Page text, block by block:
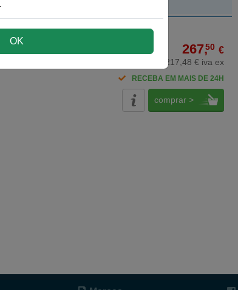
267,50 €
217,48 € iva ex
RECEBA EM MAIS DE 24H
comprar >
OK